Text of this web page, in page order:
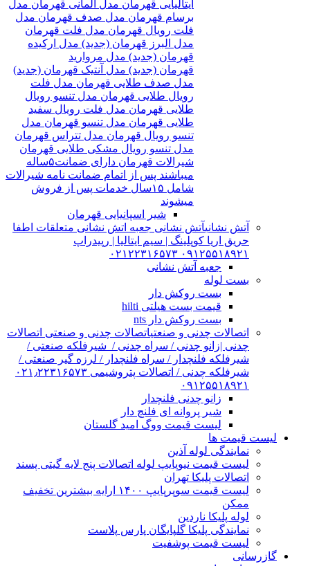
ایتالیایی قهرمان مدل آلمانی قهرمان مدل
برسام قهرمان مدل صدف قهرمان مدل
فلت رویال قهرمان مدل فلت قهرمان
مدل البرز قهرمان (جدید) مدل ارکیده
قهرمان (جدید) مدل مروارید
قهرمان (جدید) مدل آنتیک قهرمان (جدید)
مدل صدف طلایی قهرمان مدل فلت
رویال طلایی قهرمان مدل تنسو رویال
طلایی قهرمان مدل فلت رویال سفید
طلایی قهرمان مدل تنسو قهرمان مدل
تنسو رویال قهرمان مدل تتراس قهرمان
مدل تنسو رویال مشکی طلایی قهرمان
شیرالات قهرمان دارای ضمانت۵ساله
میباشند پس از اتمام ضمانت نامه شیرالات
شامل ۱۵سال خدمات پس از فروش
میشوند
شیر اسپانیایی قهرمان
آتش نشانیآتش نشانی جعبه اتش نشانی متعلقات اطفا
حریق اریا کوپلینگ | سیم ایتالیا | رپیدراپ
۰۹۱۲۵۵۱۸۹۲۱ ۰۲۱۲۲۳۱۶۵۷۳
جعبه آتش نشانی
بست لوله
بست روکش دار
قیمت بست هیلتی hilti
بست روکش دار nts
اتصالات چدنی و صنعتیاتصالات چدنی و صنعتی اتصالات
چدنی |زانو چدنی / سراه چدنی / شیرفلکه صنعتی /
شیرفلکه فلنچدار / سراه فلنچدار / لرزه گیر صنعتی /
شیرفلکه چدنی / اتصالات پتروشیمی ۰۲۱٫۲۲۳۱۶۵۷۳
۰۹۱۲۵۵۱۸۹۲۱
زانو چدنی فلنچدار
شیر پروانه ای فلنچ دار
لیست قیمت ووگ امید گلستان
لیست قیمت ها
نمایندگی لوله آذین
لیست قیمت نیوپایپ لوله اتصالات پنج لایه گیتی پسند
اتصالات پلیکا تهران
لیست قیمت سوپرپایپ ۱۴۰۰ ارایه بیشترین تخفیف
ممکن
لوله پلیکا ناردین
نمایندگی پلیکا گلپایگان پارس پلاست
لیست قیمت پوشفیت
گازرسانی